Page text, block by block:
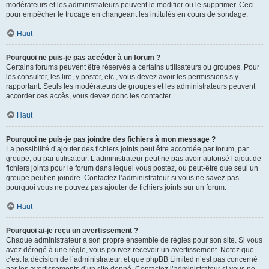
modérateurs et les administrateurs peuvent le modifier ou le supprimer. Ceci
pour empêcher le trucage en changeant les intitulés en cours de sondage.
Haut
Pourquoi ne puis-je pas accéder à un forum ?
Certains forums peuvent être réservés à certains utilisateurs ou groupes. Pour
les consulter, les lire, y poster, etc., vous devez avoir les permissions s’y
rapportant. Seuls les modérateurs de groupes et les administrateurs peuvent
accorder ces accès, vous devez donc les contacter.
Haut
Pourquoi ne puis-je pas joindre des fichiers à mon message ?
La possibilité d’ajouter des fichiers joints peut être accordée par forum, par
groupe, ou par utilisateur. L’administrateur peut ne pas avoir autorisé l’ajout de
fichiers joints pour le forum dans lequel vous postez, ou peut-être que seul un
groupe peut en joindre. Contactez l’administrateur si vous ne savez pas
pourquoi vous ne pouvez pas ajouter de fichiers joints sur un forum.
Haut
Pourquoi ai-je reçu un avertissement ?
Chaque administrateur a son propre ensemble de règles pour son site. Si vous
avez dérogé à une règle, vous pouvez recevoir un avertissement. Notez que
c’est la décision de l’administrateur, et que phpBB Limited n’est pas concerné